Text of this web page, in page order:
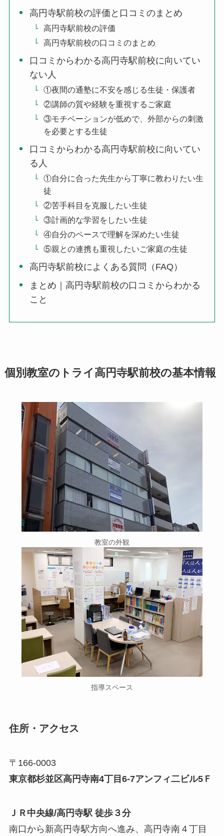
高円寺駅前校の評価と口コミのまとめ
高円寺駅前校の評価
高円寺駅前校の口コミのまとめ
口コミからわかる高円寺駅前校に向いてい
ない人
①夜間の通塾に不安を感じる生徒・保護者
②講師の質や経験を重視するご家庭
③モチベーションが低めで、外部からの刺激
を必要とする生徒
口コミからわかる高円寺駅前校に向いてい
る人
①自分に合った先生から丁寧に教わりたい生
徒
②苦手科目を克服したい生徒
③計画的な学習をしたい生徒
④自分のペースで理解を深めたい生徒
⑤親との連携も重視したいご家庭の生徒
高円寺駅前校によくある質問（FAQ）
まとめ｜高円寺駅前校の口コミからわかる
こと
個別教室のトライ高円寺駅前校の基本情報
教室の外観
指導スペース
住所・アクセス
〒166-0003
東京都杉並区高円寺南4丁目6-7アンフィ二ビル5Ｆ
ＪＲ中央線/高円寺駅 徒歩３分
南口から新高円寺駅方向へ進み、高円寺南４丁目